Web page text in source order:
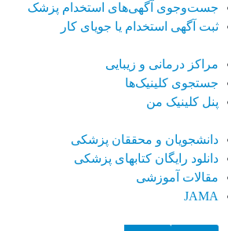
جست‌وجوی آگهی‌های استخدام پزشک
ثبت آگهی استخدام یا جویای کار
مراکز درمانی و زیبایی
جستجوی کلینیک‌ها
پنل کلینیک من
دانشجویان و محققان پزشکی
دانلود رایگان کتابهای پزشکی
مقالات آموزشی
JAMA